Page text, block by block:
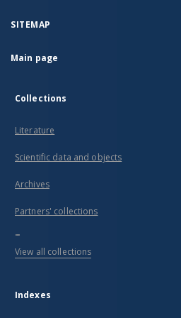
SITEMAP
Main page
Collections
Literature
Scientific data and objects
Archives
Partners' collections
...
View all collections
Indexes